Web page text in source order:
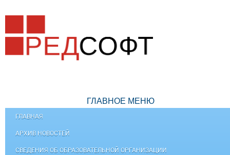
ГЛАВНОЕ МЕНЮ
ГЛАВНАЯ
АРХИВ НОВОСТЕЙ
СВЕДЕНИЯ ОБ ОБРАЗОВАТЕЛЬНОЙ ОРГАНИЗАЦИИ